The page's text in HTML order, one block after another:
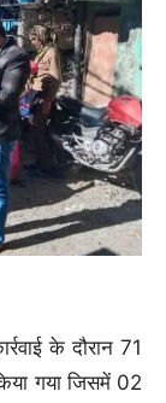
के दौरान 71
गया जिसमें 02